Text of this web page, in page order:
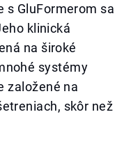
s GluFormerom sa
klinická
na široké
systémy
založené na
skôr než